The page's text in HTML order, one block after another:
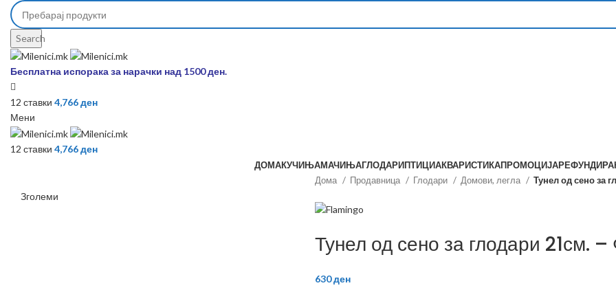
Search
Бесплатна испорака за нарачки над 1500 ден.
12 ставки 4,766ден
Мени
12 ставки 4,766ден
ДОМАКУЧИЊАМАЧИЊАГЛОДАРИПТИЦИАКВАРИСТИКАПРОМОЦИЈА
Зголеми
Дома Продавница Глодари Домови, легла Тунел од сено за
Тунел од сено за глодари 21см.
630ден